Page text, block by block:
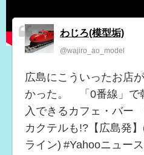
わじろ(模型垢)
@wajiro_ao_model
広島にこういったお店
かった。 「0番線」
入できるカフェ・バー
カクテルも!?【広島発
ライン) #Yahooニュース